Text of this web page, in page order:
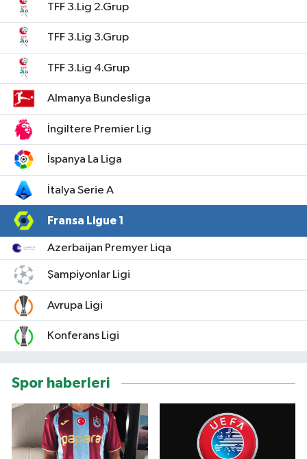
TFF 3.Lig 2.Grup
TFF 3.Lig 3.Grup
TFF 3.Lig 4.Grup
Almanya Bundesliga
İngiltere Premier Lig
İspanya La Liga
İtalya Serie A
Fransa Ligue 1
Azerbaijan Premyer Liqa
Şampiyonlar Ligi
Avrupa Ligi
Konferans Ligi
Spor haberleri